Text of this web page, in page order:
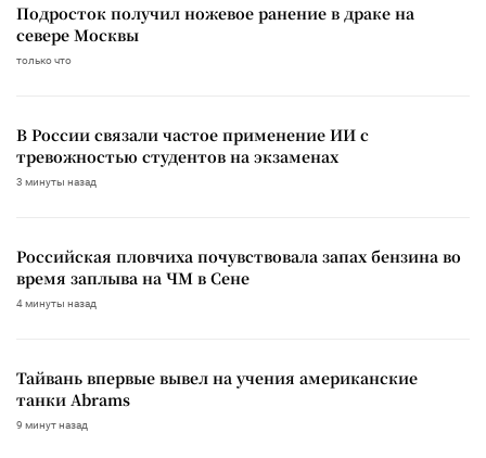
Подросток получил ножевое ранение в драке на
севере Москвы
только что
В России связали частое применение ИИ с
тревожностью студентов на экзаменах
3 минуты назад
Российская пловчиха почувствовала запах бензина во
время заплыва на ЧМ в Сене
4 минуты назад
Тайвань впервые вывел на учения американские
танки Abrams
9 минут назад